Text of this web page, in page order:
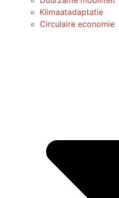
Klimaatadaptatie
Circulaire economie